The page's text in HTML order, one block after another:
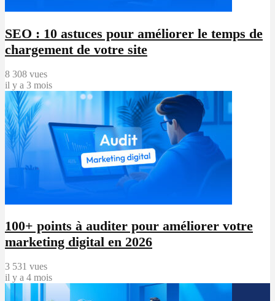
SEO : 10 astuces pour améliorer le temps de
chargement de votre site
8 308 vues
il y a 3 mois
100+ points à auditer pour améliorer votre
marketing digital en 2026
3 531 vues
il y a 4 mois